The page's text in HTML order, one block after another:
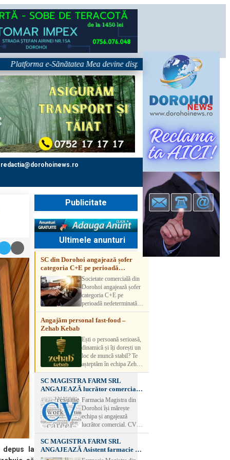
e-Sănătatea Mea devine disponibilă pe 1 septembrie:
redactia@dorohoinews.ro
la
Publicitate
Ultimele anunturi
SC din Dorohoi angajează șofer
categoria C+E pe perioadă
nedeterminatăSocietate comercială din
Dorohoi angajează șofer
categoria C+E pe
perioadă nedeterminată.
Candidatul trebuie să
aibă experiență și atestat
detalii, vă rog să sunați la
numărul de telefon.
Angajăm personal fast-food –
Zehab Kebab
Ești o persoană serioasă,
dinamică și îți dorești un
loc de muncă stabil? Te
așteptăm în echipa Zehab
Kebab! Posturi
disponibile: -
SHAORMAR AJUTOR
BUCATAR 2/posturi -
LUCRATOR
COMERCIAL
VANZATOR /2 posturi
muncă Program flexibil
Salariu motivant, în
funcție de experienț
SC MAGISTRA FARM SRL
ANGAJEAZĂ lucrător comercial –
DOROHOI
Farmacia Magistra din
Dorohoi își mărește
echipa și angajează
lucrător comercial. CV-
urile se pot depune: * la
sediul Farmaciei
Magistra – Bulevardul
Victoriei nr. 23, Dorohoi
SC MAGISTRA FARM SRL
ANGAJEAZĂ Asistent farmacie –
DOROHOI